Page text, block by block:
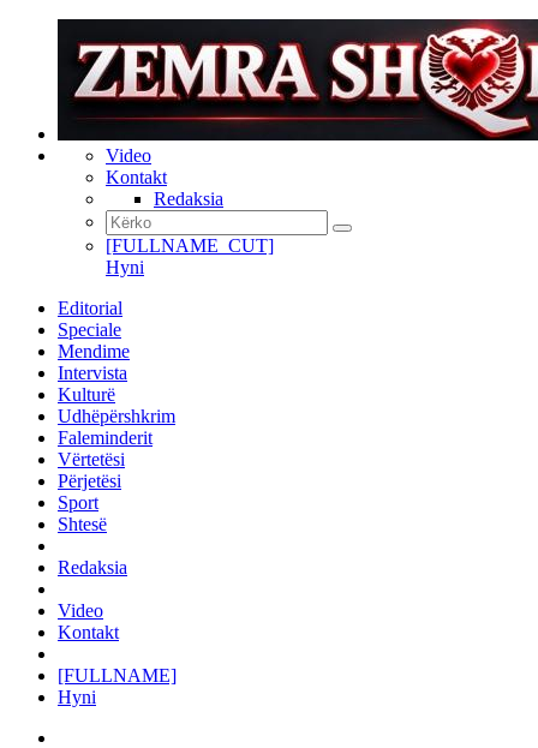
Video
Kontakt
Redaksia
[FULLNAME_CUT]
Hyni
Editorial
Speciale
Mendime
Intervista
Kulturë
Udhëpërshkrim
Faleminderit
Vërtetësi
Përjetësi
Sport
Shtesë
Redaksia
Video
Kontakt
[FULLNAME]
Hyni